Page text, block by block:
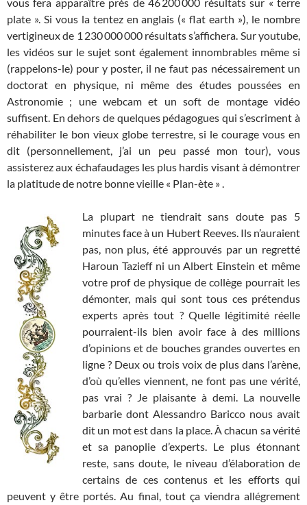
plate ». Si vous la tentez en anglais (« flat earth »), le nombre
vertigineux de 1 230 000 000 résultats s’affichera. Sur youtube,
les vidéos sur le sujet sont également innombrables même si
(rappelons-le) pour y poster, il ne faut pas nécessairement un
doctorat en physique, ni même des études poussées en
Astronomie ; une webcam et un soft de montage vidéo
suffisent. En dehors de quelques pédagogues qui s’escriment à
réhabiliter le bon vieux globe terrestre, si le courage vous en
dit (personnellement, j’ai un peu passé mon tour), vous
assisterez aux échafaudages les plus hardis visant à démontrer
la platitude de notre bonne vieille « Plan-ète » .
La plupart ne tiendrait sans doute pas 5
minutes face à un Hubert Reeves. Ils n’auraient
pas, non plus, été approuvés par un regretté
Haroun Tazieff ni un Albert Einstein et même
votre prof de physique de collège pourrait les
démonter, mais qui sont tous ces prétendus
experts après tout ? Quelle légitimité réelle
pourraient-ils bien avoir face à des millions
d’opinions et de bouches grandes ouvertes en
ligne ? Deux ou trois voix de plus dans l’arène,
d’où qu’elles viennent, ne font pas une vérité,
pas vrai ? Je plaisante à demi. La nouvelle
barbarie dont Alessandro Baricco nous avait
dit un mot est dans la place. À chacun sa vérité
et sa panoplie d’experts. Le plus étonnant
reste, sans doute, le niveau d’élaboration de
certains de ces contenus et les efforts qui
peuvent y être portés. Au final, tout ça viendra allégrement